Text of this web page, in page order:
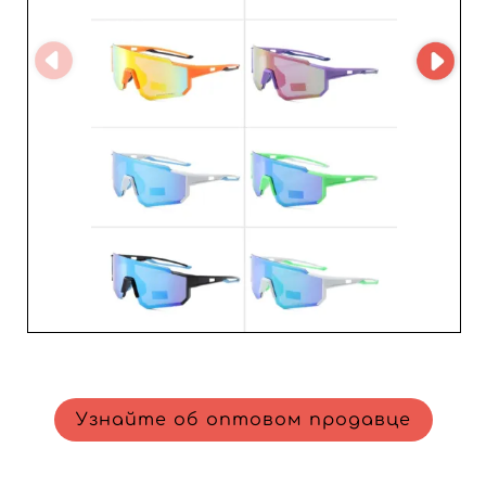
запросы, обеспечивая постоянную поддержку на
каждом этапе вашего сотрудничества. Выбирая
Fashion life в качестве поставщика, реселлеры не
только получают качественную продукцию, но и
коллекций и глубокое понимание рыночных
тенденций предоставляют вам несомненное
конкурентное преимущество.
Узнайте об оптовом продавце